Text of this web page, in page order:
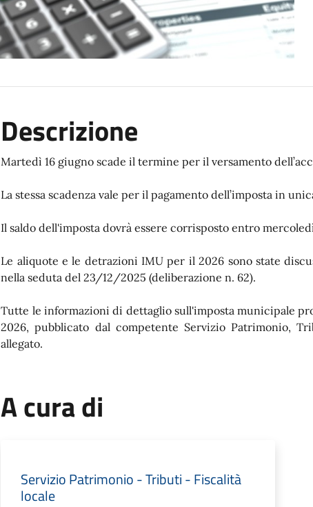
Descrizione
Martedì 16 giugno scade il termine per il versamento
La stessa scadenza vale per il pagamento dell’imposta in
Il saldo dell'imposta dovrà essere corrisposto entro
Le aliquote e le detrazioni IMU per il 2026 sono state
nella seduta del 23/12/2025 (deliberazione n. 62).
Tutte le informazioni di dettaglio sull'imposta municipale
2026, pubblicato dal competente Servizio Patrimonio,
allegato.
A cura di
Servizio Patrimonio - Tributi - Fiscalità
locale